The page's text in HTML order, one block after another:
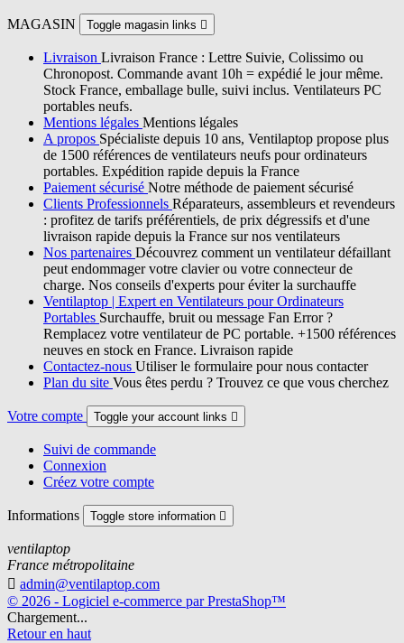
MAGASIN Toggle magasin links 
Livraison Livraison France : Lettre Suivie, Colissimo ou
Chronopost. Commande avant 10h = expédié le jour même.
Stock France, emballage bulle, suivi inclus. Ventilateurs PC
portables neufs.
Mentions légales Mentions légales
A propos Spécialiste depuis 10 ans, Ventilaptop propose plus
de 1500 références de ventilateurs neufs pour ordinateurs
portables. Expédition rapide depuis la France
Paiement sécurisé Notre méthode de paiement sécurisé
Clients Professionnels Réparateurs, assembleurs et revendeurs
: profitez de tarifs préférentiels, de prix dégressifs et d'une
livraison rapide depuis la France sur nos ventilateurs
Nos partenaires Découvrez comment un ventilateur défaillant
peut endommager votre clavier ou votre connecteur de
charge. Nos conseils d'experts pour éviter la surchauffe
Ventilaptop | Expert en Ventilateurs pour Ordinateurs
Portables Surchauffe, bruit ou message Fan Error ?
Remplacez votre ventilateur de PC portable. +1500 références
neuves en stock en France. Livraison rapide
Contactez-nous Utiliser le formulaire pour nous contacter
Plan du site Vous êtes perdu ? Trouvez ce que vous cherchez
Votre compte Toggle your account links 
Suivi de commande
Connexion
Créez votre compte
Informations Toggle store information 
ventilaptop
France métropolitaine
 admin@ventilaptop.com
© 2026 - Logiciel e-commerce par PrestaShop™
Chargement...
Retour en haut